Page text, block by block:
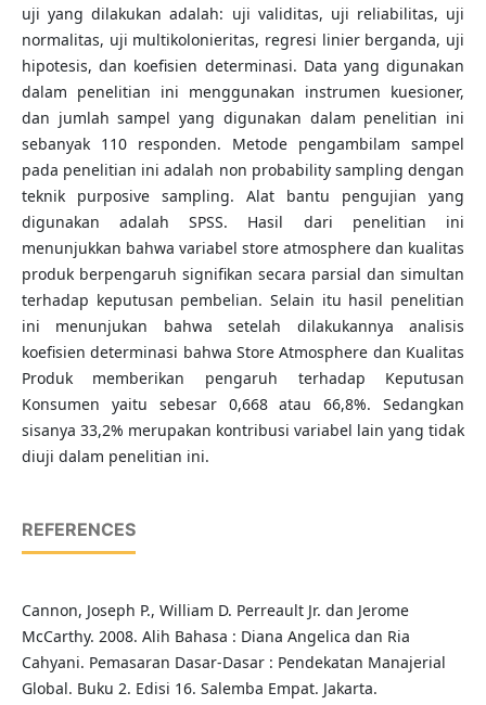
uji yang dilakukan adalah: uji validitas, uji reliabilitas, uji
normalitas, uji multikolonieritas, regresi linier berganda, uji
hipotesis, dan koefisien determinasi. Data yang digunakan
dalam penelitian ini menggunakan instrumen kuesioner,
dan jumlah sampel yang digunakan dalam penelitian ini
sebanyak 110 responden. Metode pengambilam sampel
pada penelitian ini adalah non probability sampling dengan
teknik purposive sampling. Alat bantu pengujian yang
digunakan adalah SPSS. Hasil dari penelitian ini
menunjukkan bahwa variabel store atmosphere dan kualitas
produk berpengaruh signifikan secara parsial dan simultan
terhadap keputusan pembelian. Selain itu hasil penelitian
ini menunjukan bahwa setelah dilakukannya analisis
koefisien determinasi bahwa Store Atmosphere dan Kualitas
Produk memberikan pengaruh terhadap Keputusan
Konsumen yaitu sebesar 0,668 atau 66,8%. Sedangkan
sisanya 33,2% merupakan kontribusi variabel lain yang tidak
diuji dalam penelitian ini.
REFERENCES
Cannon, Joseph P., William D. Perreault Jr. dan Jerome
McCarthy. 2008. Alih Bahasa : Diana Angelica dan Ria
Cahyani. Pemasaran Dasar-Dasar : Pendekatan Manajerial
Global. Buku 2. Edisi 16. Salemba Empat. Jakarta.